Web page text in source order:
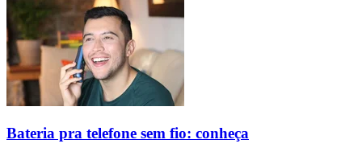
Bateria pra telefone sem fio: conheça